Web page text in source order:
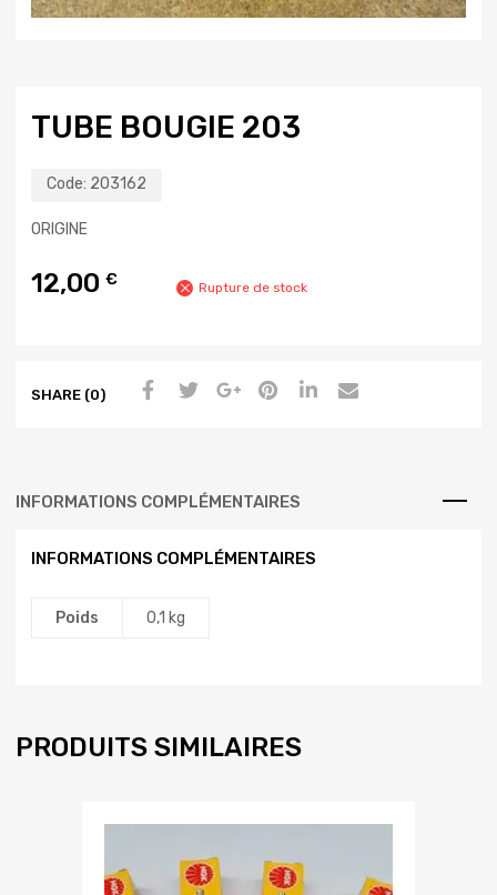
TUBE BOUGIE 203
Code: 203162
ORIGINE
12,00 € Rupture de stock
SHARE (0)
INFORMATIONS COMPLÉMENTAIRES
INFORMATIONS COMPLÉMENTAIRES
Poids 0,1 kg
PRODUITS SIMILAIRES